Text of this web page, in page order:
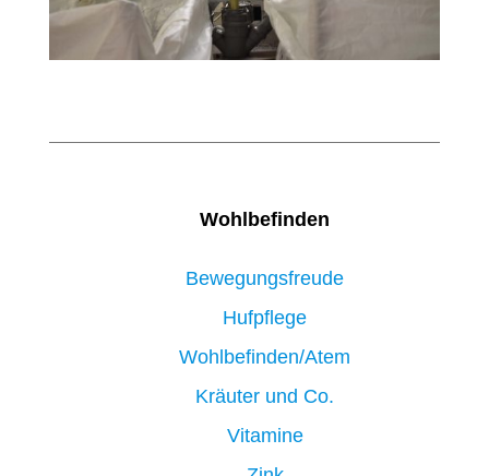
Wohlbefinden
Bewegungsfreude
Hufpflege
Wohlbefinden/Atem
Kräuter und Co.
Vitamine